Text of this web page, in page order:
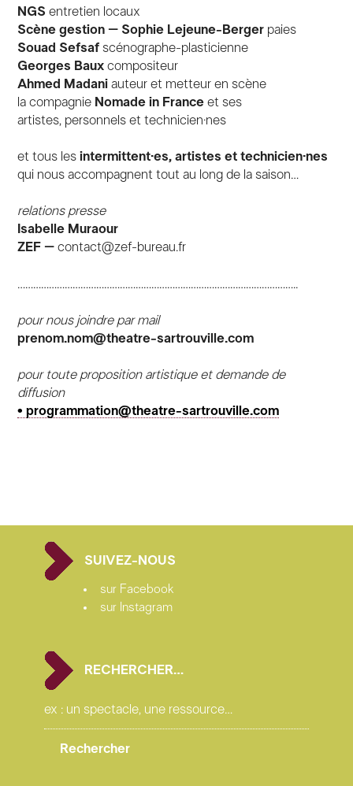
NGSentretien locaux
Scène gestion – Sophie Lejeune-Berger paies
Souad Sefsafscénographe-plasticienne
Georges Bauxcompositeur
Ahmed Madani auteur et metteur en scène
la compagnie Nomade in Franceet ses
artistes, personnels et technicien·nes
et tous les intermittent·es, artistes et technicien·nes
qui nous accompagnent tout au long de la saison…
relations presse
Isabelle Muraour
ZEF –contact@zef-bureau.fr
……………………………………………………………………………………………..
pour nous joindre par mail
prenom.nom@theatre-sartrouville.com
pour toute proposition artistique et demande de
diffusion
• programmation@theatre-sartrouville.com
SUIVEZ-NOUS
sur Facebook
sur Instagram
RECHERCHER…